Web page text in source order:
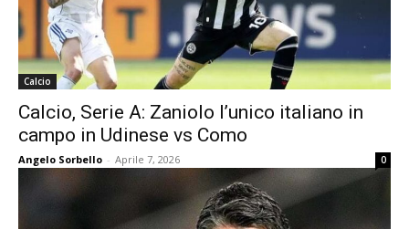
Calcio
Calcio, Serie A: Zaniolo l’unico italiano in
campo in Udinese vs Como
Angelo Sorbello - Aprile 7, 2026 0